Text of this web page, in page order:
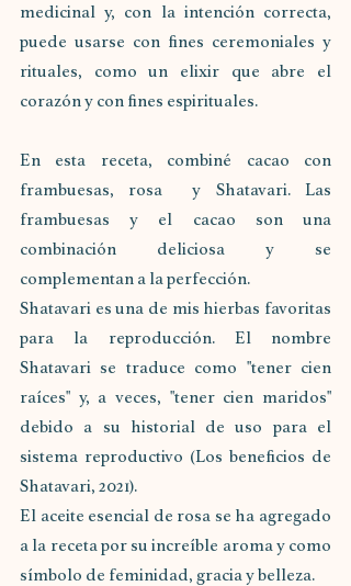
medicinal y, con la intención correcta,
puede usarse con fines ceremoniales y
rituales, como un elixir que abre el
corazón y con fines espirituales.
En esta receta, combiné cacao con
frambuesas, rosa  y Shatavari. Las
frambuesas y el cacao son una
combinación deliciosa y se
complementan a la perfección.
Shatavari es una de mis hierbas favoritas
para la reproducción. El nombre
Shatavari se traduce como "tener cien
raíces" y, a veces, "tener cien maridos"
debido a su historial de uso para el
sistema reproductivo (Los beneficios de
Shatavari, 2021).
El aceite esencial de rosa se ha agregado
a la receta por su increíble aroma y como
símbolo de feminidad, gracia y belleza.